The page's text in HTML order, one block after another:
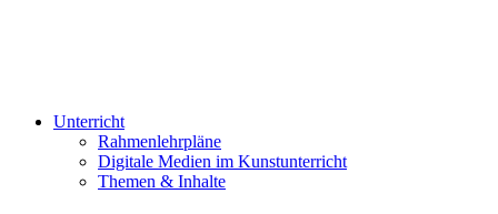
Unterricht
Rahmenlehrpläne
Digitale Medien im Kunstunterricht
Themen & Inhalte